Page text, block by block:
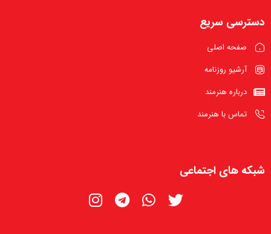
دسترسی سریع
صفحه اصلی
آرشیو روزنامه
درباره هنرمند
تماس با هنرمند
شبکه های اجتماعی